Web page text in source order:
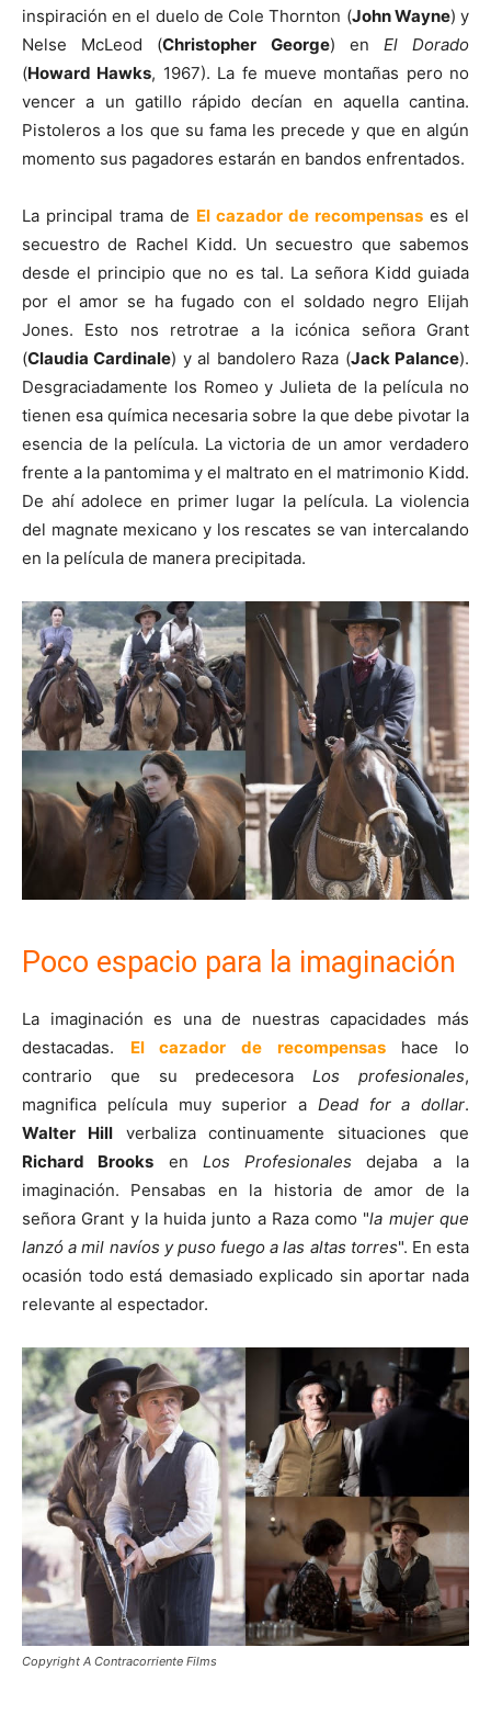
inspiración en el duelo de Cole Thornton (John Wayne) y
Nelse McLeod (Christopher George) en El Dorado
(Howard Hawks, 1967). La fe mueve montañas pero no
vencer a un gatillo rápido decían en aquella cantina.
Pistoleros a los que su fama les precede y que en algún
momento sus pagadores estarán en bandos enfrentados.
La principal trama de El cazador de recompensas es el
secuestro de Rachel Kidd. Un secuestro que sabemos
desde el principio que no es tal. La señora Kidd guiada
por el amor se ha fugado con el soldado negro Elijah
Jones. Esto nos retrotrae a la icónica señora Grant
(Claudia Cardinale) y al bandolero Raza (Jack Palance).
Desgraciadamente los Romeo y Julieta de la película no
tienen esa química necesaria sobre la que debe pivotar la
esencia de la película. La victoria de un amor verdadero
frente a la pantomima y el maltrato en el matrimonio Kidd.
De ahí adolece en primer lugar la película. La violencia
del magnate mexicano y los rescates se van intercalando
en la película de manera precipitada.
Poco espacio para la imaginación
La imaginación es una de nuestras capacidades más
destacadas. El cazador de recompensashace lo
contrario que su predecesoraLos profesionales,
magnifica película muy superior a Dead for a dollar.
Walter Hillverbaliza continuamente situaciones que
Richard Brooks en Los Profesionales dejaba a la
imaginación. Pensabas en la historia de amor de la
señora Grant y la huida junto a Raza como "la mujer que
lanzó a mil navíos y puso fuego a las altas torres". En esta
ocasión todo está demasiado explicado sin aportar nada
relevante al espectador.
Copyright A Contracorriente Films